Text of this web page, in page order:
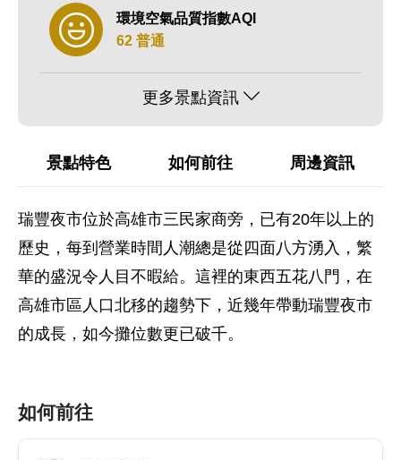
環境空氣品質指數AQI
62 普通
更多景點資訊
景點特色 如何前往 周邊資訊
瑞豐夜市位於高雄市三民家商旁，已有20年以上的
歷史，每到營業時間人潮總是從四面八方湧入，繁
華的盛況令人目不暇給。這裡的東西五花八門，在
高雄市區人口北移的趨勢下，近幾年帶動瑞豐夜市
的成長，如今攤位數更已破千。
如何前往